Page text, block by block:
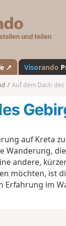
a
n
d
↗ Visorando
Auf dem Dach des
auf Kreta
Wanderung,
andere,
möchten, ist
Erfahrung im